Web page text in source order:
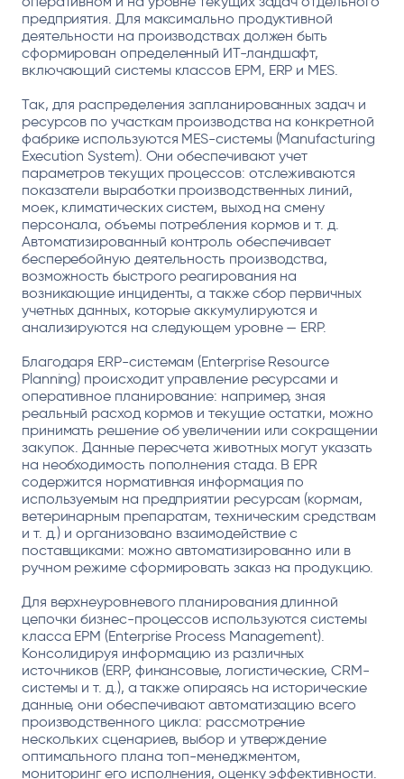
предприятия. Для максимально продуктивной
деятельности на производствах должен быть
сформирован определенный ИТ-ландшафт,
включающий системы классов EPM, ERP и MES.
Так, для распределения запланированных задач и
ресурсов по участкам производства на конкретной
фабрике используются MES-системы (Manufacturing
Execution System). Они обеспечивают учет
параметров текущих процессов: отслеживаются
показатели выработки производственных линий,
моек, климатических систем, выход на смену
персонала, объемы потребления кормов и т. д.
Автоматизированный контроль обеспечивает
бесперебойную деятельность производства,
возможность быстрого реагирования на
возникающие инциденты, а также сбор первичных
учетных данных, которые аккумулируются и
анализируются на следующем уровне — ERP.
Благодаря ERP-системам (Enterprise Resource
Planning) происходит управление ресурсами и
оперативное планирование: например, зная
реальный расход кормов и текущие остатки, можно
принимать решение об увеличении или сокращении
закупок. Данные пересчета животных могут указать
на необходимость пополнения стада. В EPR
содержится нормативная информация по
используемым на предприятии ресурсам (кормам,
ветеринарным препаратам, техническим средствам
и т. д.) и организовано взаимодействие с
поставщиками: можно автоматизированно или в
ручном режиме сформировать заказ на продукцию.
Для верхнеуровневого планирования длинной
цепочки бизнес-процессов используются системы
класса EPM (Enterprise Process Management).
Консолидируя информацию из различных
источников (ERP, финансовые, логистические, CRM-
системы и т. д.), а также опираясь на исторические
данные, они обеспечивают автоматизацию всего
производственного цикла: рассмотрение
нескольких сценариев, выбор и утверждение
оптимального плана топ-менеджментом,
мониторинг его исполнения, оценку эффективности.